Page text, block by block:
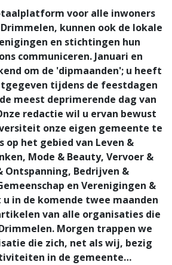
voor alle inwoners
kunnen ook de lokale
en stichtingen hun
communiceren. Januari en
om de 'dipmaanden'; u heeft
tijdens de feestdagen
meest deprimerende dag van
redactie wil u ervan bewust
onze eigen gemeente te
op het gebied van Leven &
Mode & Beauty, Vervoer &
Bedrijven &
en Verenigingen &
in de komende twee maanden
van alle organisaties die
Morgen trappen we
die zich, net als wij, bezig
in de gemeente…